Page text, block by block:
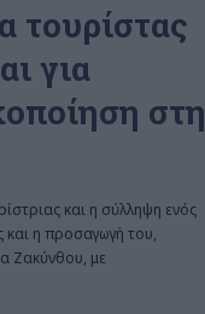
τουρίστας
για
στη
και η σύλληψη ενός
η προσαγωγή του,
Ζακύνθου, με